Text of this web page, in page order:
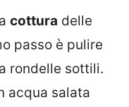
cottura delle
passo è pulire
rondelle sottili.
acqua salata